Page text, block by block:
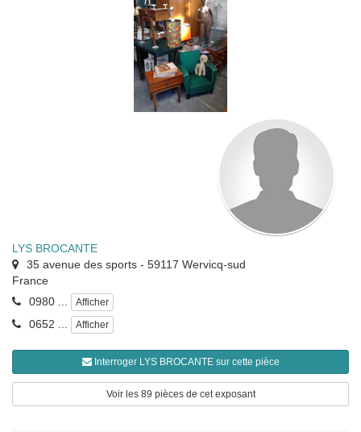
LYS BROCANTE
35 avenue des sports - 59117 Wervicq-sud
France
0980 ...
Afficher
0652 ... Afficher
Interroger LYS BROCANTE sur cette pièce
Voir les 89 pièces de cet exposant